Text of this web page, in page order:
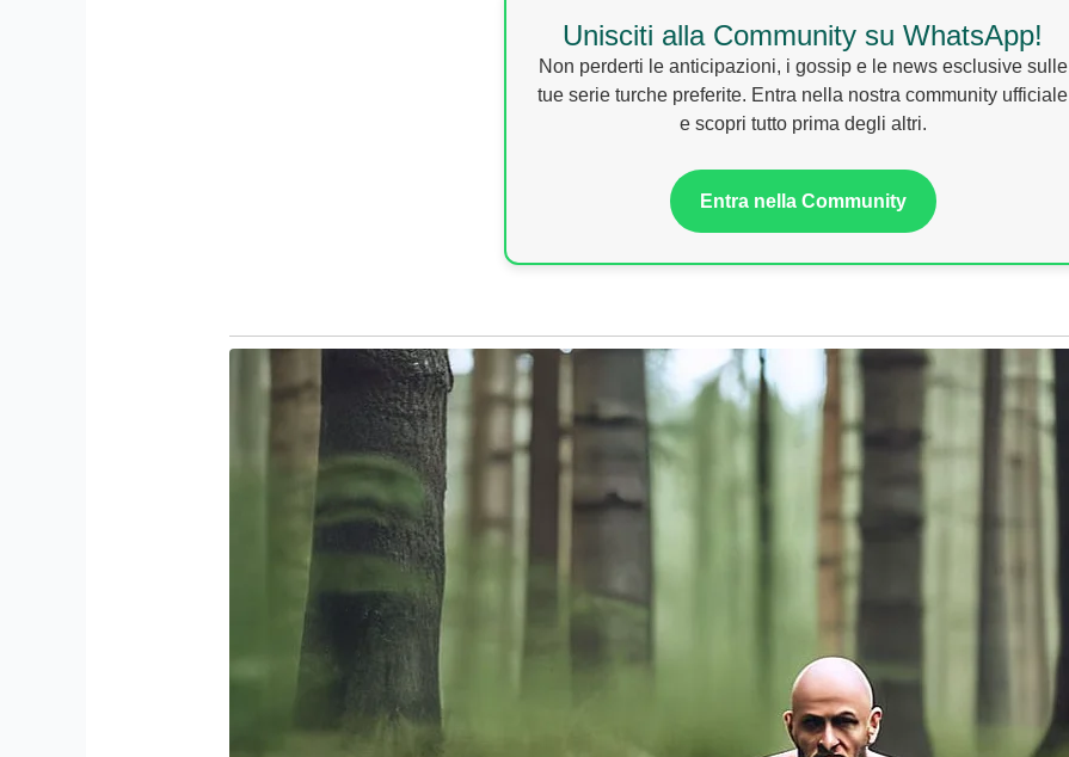
Unisciti alla Community su WhatsApp!
Non perderti le anticipazioni, i gossip e le news esclusive sulle
tue serie turche preferite. Entra nella nostra community ufficiale
e scopri tutto prima degli altri.
Entra nella Community